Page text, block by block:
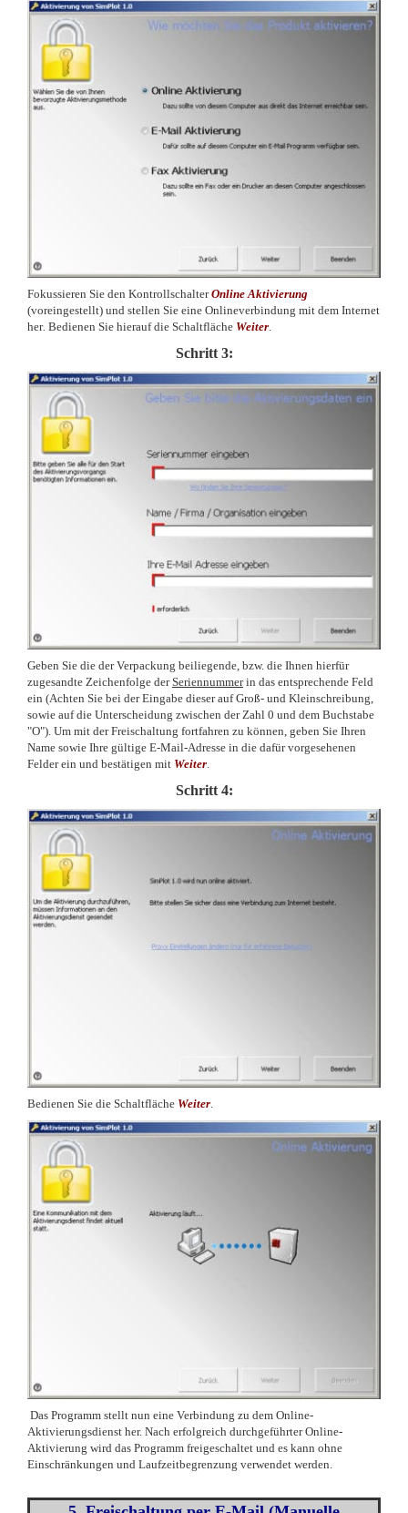
Fokussieren Sie den KontrollschalterOnline Aktivierung
(voreingestellt) und stellen Sie eine Onlineverbindung mit dem Internet
her. Bedienen Sie hierauf die Schaltfläche Weiter
Schritt 3:
Geben Sie die der Verpackung beiliegende, bzw. die Ihnen hierfür
zugesandte Zeichenfolge derSeriennummerin das entsprechende Feld
ein (Achten Sie bei der Eingabe dieser auf Groß- und Kleinschreibung,
sowie auf die Unterscheidung zwischen der Zahl 0 und dem Buchstabe
"O"). Um mit der Freischaltung fortfahren zu können, geben Sie Ihren
Name sowie Ihre gültige E-Mail-Adresse in die dafür vorgesehenen
Felder ein und bestätigen mit Weiter.
Schritt 4:
Bedienen Sie die Schaltfläche Weiter.
Das Programm stellt nun eine Verbindung zu dem Online-
Aktivierungsdienst her. Nach erfolgreich durchgeführter Online-
Aktivierung wird das Programm freigeschaltet und es kann ohne
Einschränkungen und Laufzeitbegrenzung verwendet werden.